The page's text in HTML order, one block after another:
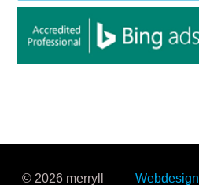
© 2026 merryll Webdesign